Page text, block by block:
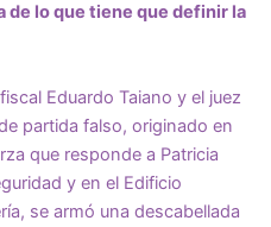
de lo que tiene que definir la
Eduardo Taiano y el juez
partida falso, originado en
que responde a Patricia
y en el Edificio
se armó una descabellada